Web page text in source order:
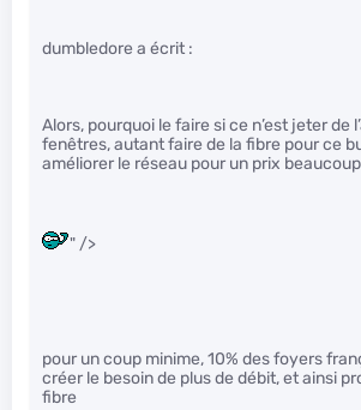
dumbledore a écrit :
Alors, pourquoi le faire si ce n’est jeter de
fenêtres, autant faire de la fibre pour ce
améliorer le réseau pour un prix
" />
pour un coup minime, 10% des foyers
créer le besoin de plus de débit, et ainsi
fibre